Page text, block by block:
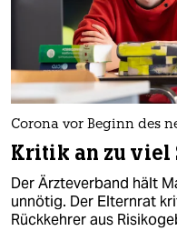
Corona vor Beginn des
Kritik an zu viel
Der Ärzteverband hält
unnötig. Der Elternrat
Rückkehrer aus